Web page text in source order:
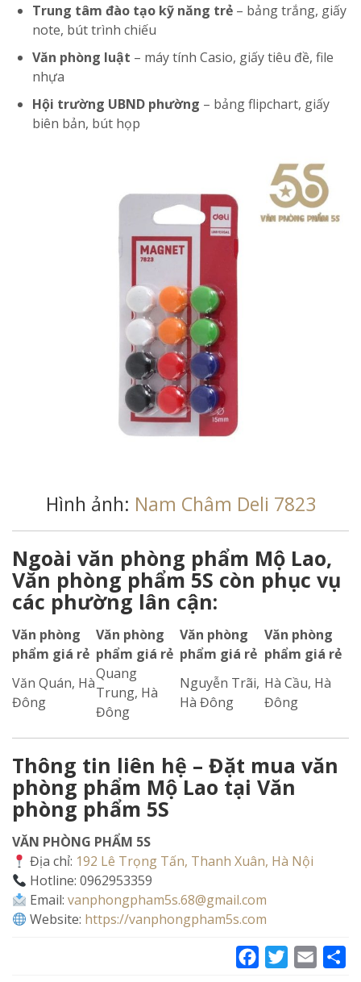
Trung tâm đào tạo kỹ năng trẻ – bảng trắng, giấy
note, bút trình chiếu
Văn phòng luật – máy tính Casio, giấy tiêu đề, file
nhựa
Hội trường UBND phường – bảng flipchart, giấy
biên bản, bút họp
Hình ảnh: Nam Châm Deli 7823
Ngoài văn phòng phẩm Mộ Lao,
Văn phòng phẩm 5S còn phục vụ
các phường lân cận:
Văn phòng
phẩm giá rẻ
Văn phòng
phẩm giá rẻ
Văn phòng
phẩm giá rẻ
Văn phòng
phẩm giá rẻ
Văn Quán, Hà
Đông
Quang
Trung, Hà
Đông
Nguyễn Trãi,
Hà Đông
Hà Cầu, Hà
Đông
Thông tin liên hệ – Đặt mua văn
phòng phẩm Mộ Lao tại Văn
phòng phẩm 5S
VĂN PHÒNG PHẨM 5S
Địa chỉ: 192 Lê Trọng Tấn, Thanh Xuân, Hà Nội
Hotline: 0962953359
Email:vanphongpham5s.68@gmail.com
Website: https://vanphongpham5s.com
FacebookTwitterEmail